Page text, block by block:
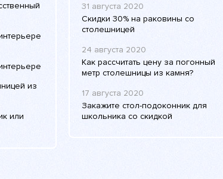
из
или
31 августа 2020
Скидки 30% на раковины со
столешницей
24 августа 2020
Как рассчитать цену за погонный
метр столешницы из камня?
17 августа 2020
Закажите стол-подоконник для
школьника со скидкой